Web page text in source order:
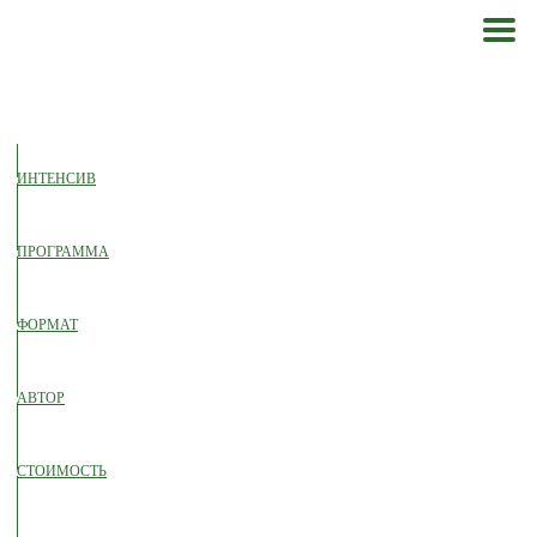
ИНТЕНСИВ
ПРОГРАММА
ФОРМАТ
АВТОР
СТОИМОСТЬ